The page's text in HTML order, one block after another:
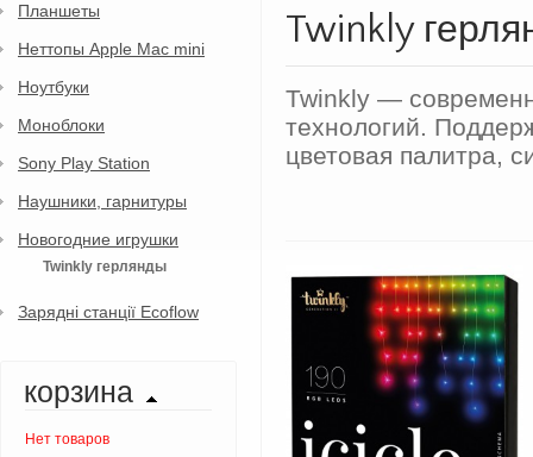
Планшеты
Неттопы Apple Mac mini
Ноутбуки
Моноблоки
Sony Play Station
Наушники, гарнитуры
Новогодние игрушки
Twinkly герлянды
Зарядні станції Ecoflow
корзина
Нет товаров
Twinkly
Twinkly —
технологий.
цветовая палитра,